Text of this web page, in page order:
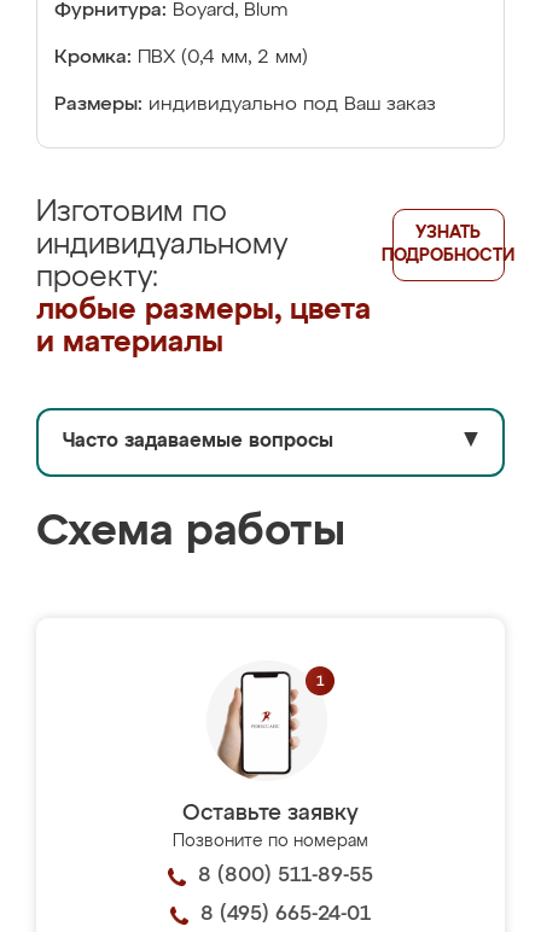
Фурнитура: Boyard, Blum
Кромка: ПВХ (0,4 мм, 2 мм)
Размеры: индивидуально под Ваш заказ
Изготовим по
индивидуальному
проекту:
любые размеры, цвета
и материалы
УЗНАТЬ
ПОДРОБНОСТИ
Часто задаваемые вопросы ▼
Схема работы
Оставьте заявку
Позвоните по номерам
8 (800) 511-89-55
8 (495) 665-24-01